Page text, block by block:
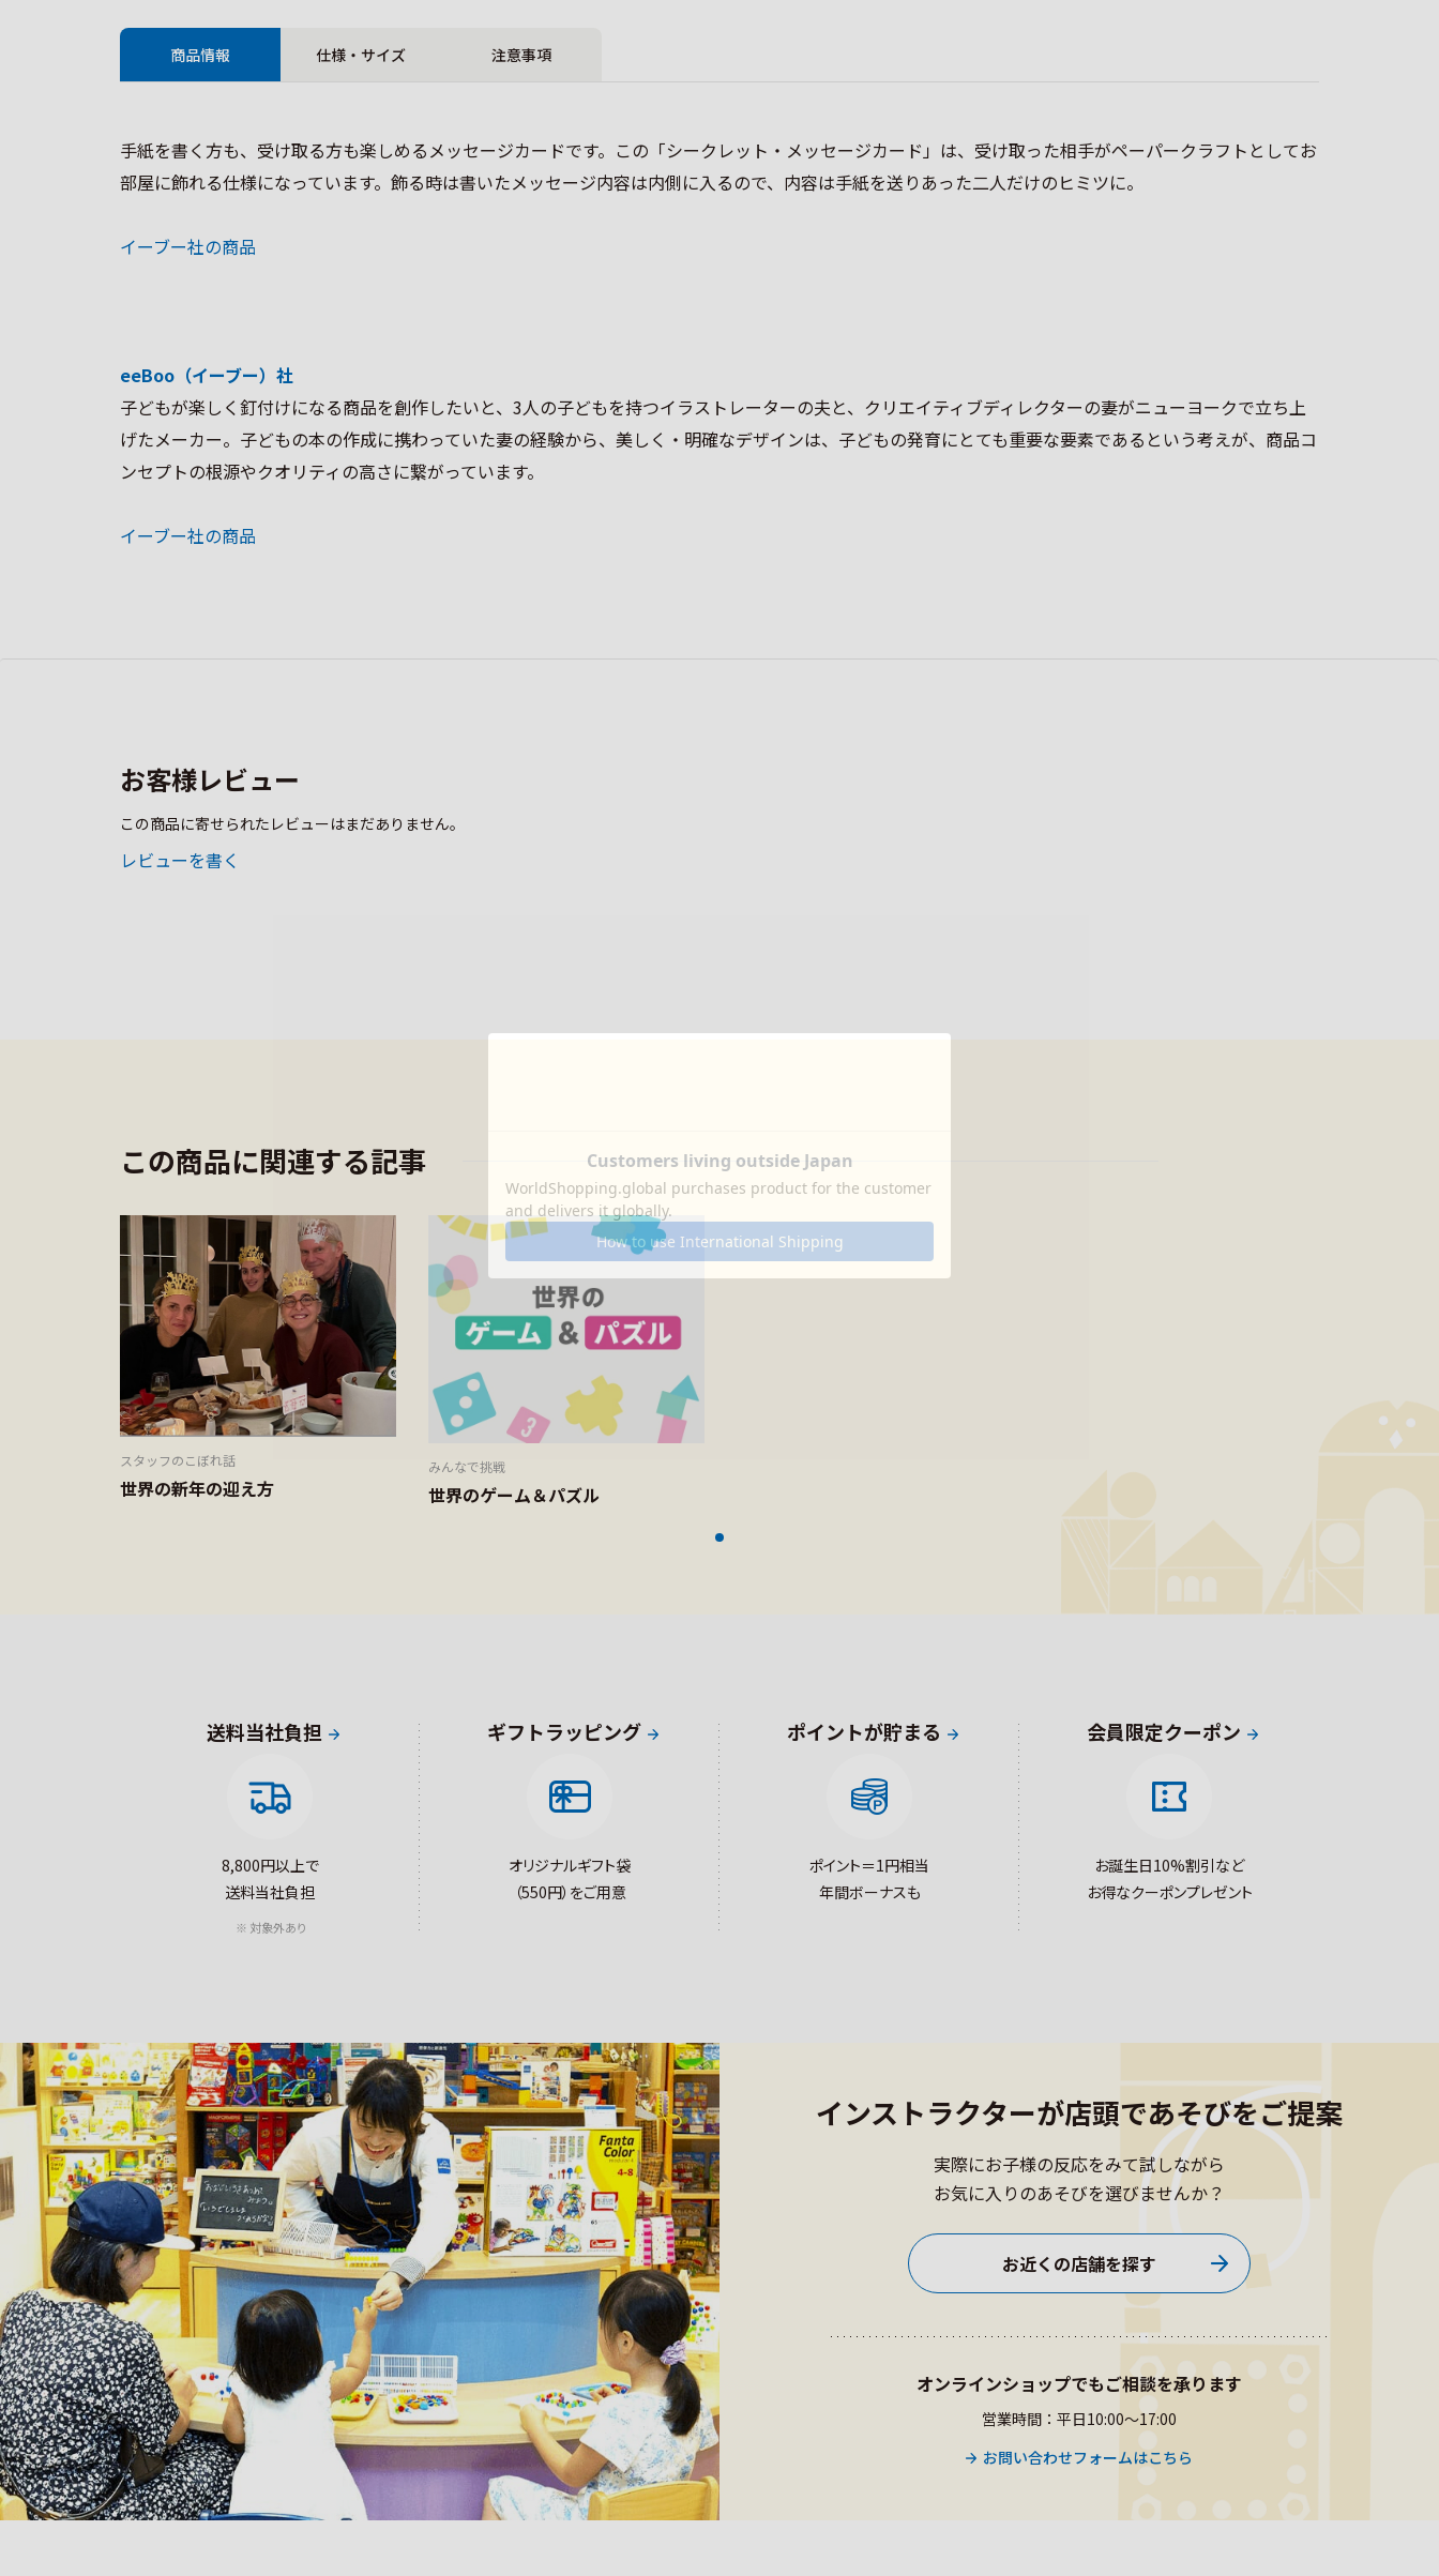
商品情報 仕様・サイズ 注意事項
手紙を書く方も、受け取る方も楽しめるメッセージカードです。この「シークレット・メッセージカード」は、受け取った相手がペーパークラフトとしてお
部屋に飾れる仕様になっています。飾る時は書いたメッセージ内容は内側に入るので、内容は手紙を送りあった二人だけのヒミツに。
イーブー社の商品
eeBoo（イーブー）社
子どもが楽しく釘付けになる商品を創作したいと、3人の子どもを持つイラストレーターの夫と、クリエイティブディレクターの妻がニューヨークで立ち上
げたメーカー。子どもの本の作成に携わっていた妻の経験から、美しく・明確なデザインは、子どもの発育にとても重要な要素であるという考えが、商品コ
ンセプトの根源やクオリティの高さに繋がっています。
イーブー社の商品
お客様レビュー
この商品に寄せられたレビューはまだありません。
レビューを書く
この商品に関連する記事
スタッフのこぼれ話
世界の新年の迎え方
みんなで挑戦
世界のゲーム＆パズル
送料当社負担
8,800円以上で
送料当社負担
対象外あり
ギフトラッピング
オリジナルギフト袋
（550円）をご用意
ポイントが貯まる
ポイント＝1円相当
年間ボーナスも
会員限定クーポン
お誕生日10%割引など
お得なクーポンプレゼント
インストラクターが店頭であそびをご提案
実際にお子様の反応をみて試しながら
お気に入りのあそびを選びませんか？
お近くの店舗を探す
オンラインショップでもご相談を承ります
営業時間：平日10:00〜17:00
お問い合わせフォームはこちら